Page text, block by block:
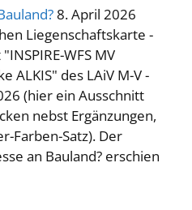
8. April 2026
Liegenschaftskarte -
WFS MV
ALKIS" des LAiV M-V -
(hier ein Ausschnitt
nebst Ergänzungen,
Farben-Satz). Der
an Bauland? erschien